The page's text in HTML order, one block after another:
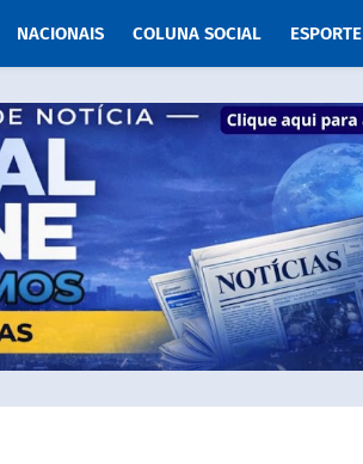
NACIONAIS COLUNA SOCIAL ESPORTE